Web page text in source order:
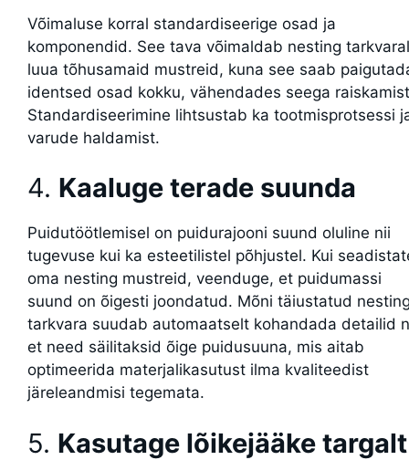
Võimaluse korral standardiseerige osad ja
komponendid. See tava võimaldab nesting tarkvaral
luua tõhusamaid mustreid, kuna see saab
identsed osad kokku, vähendades seega
Standardiseerimine lihtsustab ka tootmisprotsessi
varude haldamist.
4. Kaaluge terade suunda
Puidutöötlemisel on puidurajooni suund oluline nii
tugevuse kui ka esteetilistel põhjustel. Kui
oma nesting mustreid, veenduge, et puidumassi
suund on õigesti joondatud. Mõni täiustatud
tarkvara suudab automaatselt kohandada detailid
et need säilitaksid õige puidusuuna, mis aitab
optimeerida materjalikasutust ilma kvaliteedist
järeleandmisi tegemata.
5. Kasutage lõikejääke targalt